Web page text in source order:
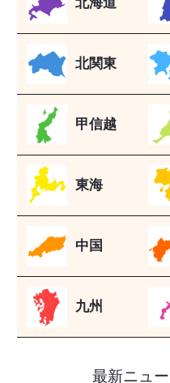
北関東
甲信越
東海
中国
九州
最新ニュ